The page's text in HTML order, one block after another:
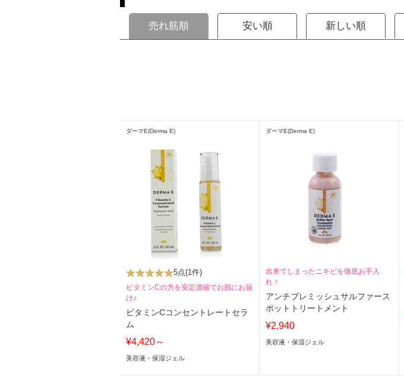
売れ筋順 安い順 新しい順
ダーマE(Derma E)
5点(1件)
ビタミンCの力を安定濃縮でお肌にお届
け♪
ビタミンCコンセントレートセラ
ム
¥4,420～
美容液・保湿ジェル
ダーマE(Derma E)
出来てしまったニキビを徹底お手入
れ！
アンチブレミッシュサルファース
ポットトリートメント
¥2,940
美容液・保湿ジェル